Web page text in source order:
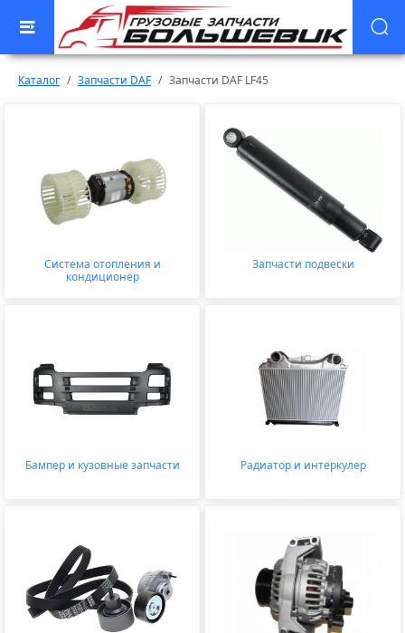
Каталог Запчасти DAF Запчасти DAF LF45
Система отопления и
кондиционер
Запчасти подвески
Бампер и кузовные запчасти Радиатор и интеркулер